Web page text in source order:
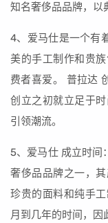
知名奢侈品品牌，以
4、爱马仕是一个有
美的手工制作和贵
费者喜爱。 普拉达
创立之初就立足于
引领潮流。
5、爱马仕 成立时间
奢侈品品牌之一，
珍贵的面料和纯手
月到几年的时间，因